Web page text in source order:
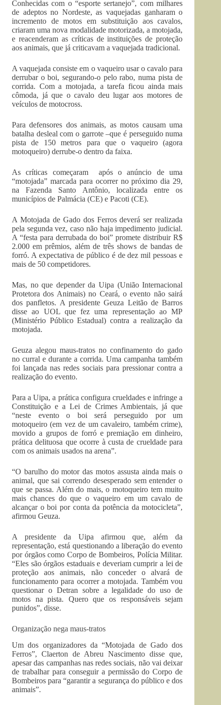
Conhecidas com o “esporte sertanejo”, com milhares
de adeptos no Nordeste, as vaquejadas ganharam o
incremento de motos em substituição aos cavalos,
criaram uma nova modalidade motorizada, a motojada,
e reacenderam as críticas de instituições de proteção
aos animais, que já criticavam a vaquejada tradicional.
A vaquejada consiste em o vaqueiro usar o cavalo para
derrubar o boi, segurando-o pelo rabo, numa pista de
corrida. Com a motojada, a tarefa ficou ainda mais
cômoda, já que o cavalo deu lugar aos motores de
veículos de motocross.
Para defensores dos animais, as motos causam uma
batalha desleal com o garrote –que é perseguido numa
pista de 150 metros para que o vaqueiro (agora
motoqueiro) derrube-o dentro da faixa.
As críticas começaram após o anúncio de uma
“motojada” marcada para ocorrer no próximo dia 29,
na Fazenda Santo Antônio, localizada entre os
municípios de Palmácia (CE) e Pacoti (CE).
A Motojada de Gado dos Ferros deverá ser realizada
pela segunda vez, caso não haja impedimento judicial.
A “festa para derrubada do boi” promete distribuir R$
2.000 em prêmios, além de três shows de bandas de
forró. A expectativa de público é de dez mil pessoas e
mais de 50 competidores.
Mas, no que depender da Uipa (União Internacional
Protetora dos Animais) no Ceará, o evento não sairá
dos panfletos. A presidente Geuza Leitão de Barros
disse ao UOL que fez uma representação ao MP
(Ministério Público Estadual) contra a realização da
motojada.
Geuza alegou maus-tratos no confinamento do gado
no curral e durante a corrida. Uma campanha também
foi lançada nas redes sociais para pressionar contra a
realização do evento.
Para a Uipa, a prática configura crueldades e infringe a
Constituição e a Lei de Crimes Ambientais, já que
“neste evento o boi será perseguido por um
motoqueiro (em vez de um cavaleiro, também crime),
movido a grupos de forró e premiação em dinheiro,
prática delituosa que ocorre à custa de crueldade para
com os animais usados na arena”.
“O barulho do motor das motos assusta ainda mais o
animal, que sai correndo desesperado sem entender o
que se passa. Além do mais, o motoqueiro tem muito
mais chances do que o vaqueiro em um cavalo de
alcançar o boi por conta da potência da motocicleta”,
afirmou Geuza.
A presidente da Uipa afirmou que, além da
representação, está questionando a liberação do evento
por órgãos como Corpo de Bombeiros, Polícia Militar.
“Eles são órgãos estaduais e deveriam cumprir a lei de
proteção aos animais, não conceder o alvará de
funcionamento para ocorrer a motojada. Também vou
questionar o Detran sobre a legalidade do uso de
motos na pista. Quero que os responsáveis sejam
punidos”, disse.
Organização nega maus-tratos
Um dos organizadores da “Motojada de Gado dos
Ferros”, Claerton de Abreu Nascimento disse que,
apesar das campanhas nas redes sociais, não vai deixar
de trabalhar para conseguir a permissão do Corpo de
Bombeiros para “garantir a segurança do público e dos
animais”.